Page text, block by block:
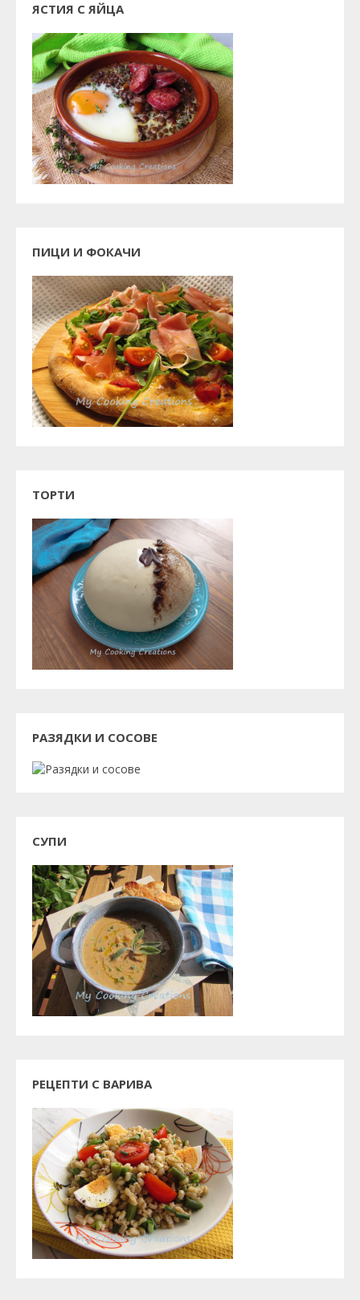
ЯСТИЯ С ЯЙЦА
ПИЦИ И ФОКАЧИ
ТОРТИ
РАЗЯДКИ И СОСОВЕ
СУПИ
РЕЦЕПТИ С ВАРИВА